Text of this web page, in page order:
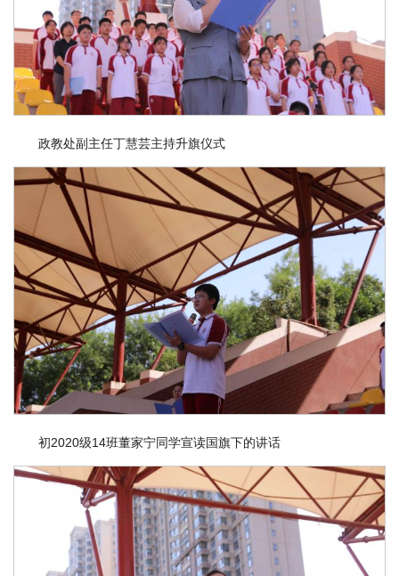
政教处副主任丁慧芸主持升旗仪式
初2020级14班董家宁同学宣读国旗下的讲话